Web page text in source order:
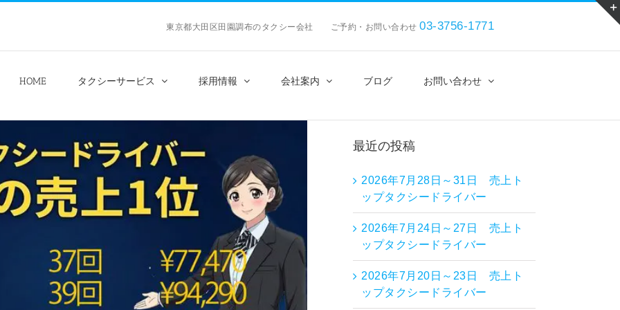
東京都大田区田園調布のタクシー会社 ご予約・お問い合わせ 03-3756-1771
HOME タクシーサービス 採用情報 会社案内 ブログ お問い合わせ
最近の投稿
2026年7月28日～31日 売上ト
ップタクシードライバー
2026年7月24日～27日 売上ト
ップタクシードライバー
2026年7月20日～23日 売上ト
ップタクシードライバー